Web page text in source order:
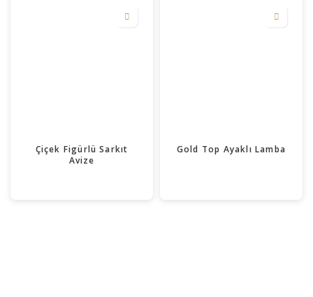
Çiçek Figürlü Sarkıt
Avize
Gold Top Ayaklı Lamba